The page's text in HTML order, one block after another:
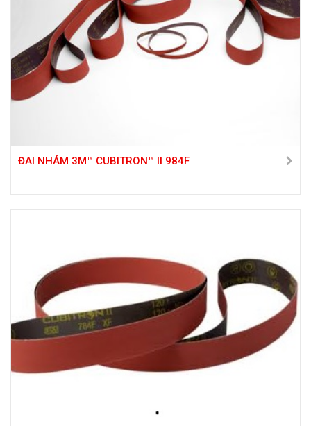
ĐAI NHÁM 3M™ CUBITRON™ II 984F